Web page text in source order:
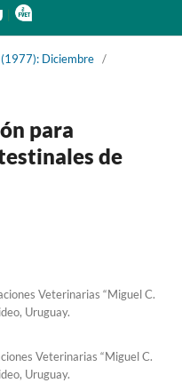
Diciembre /
para
de
Veterinarias “Miguel C.
Uruguay.
Veterinarias “Miguel C.
Uruguay.